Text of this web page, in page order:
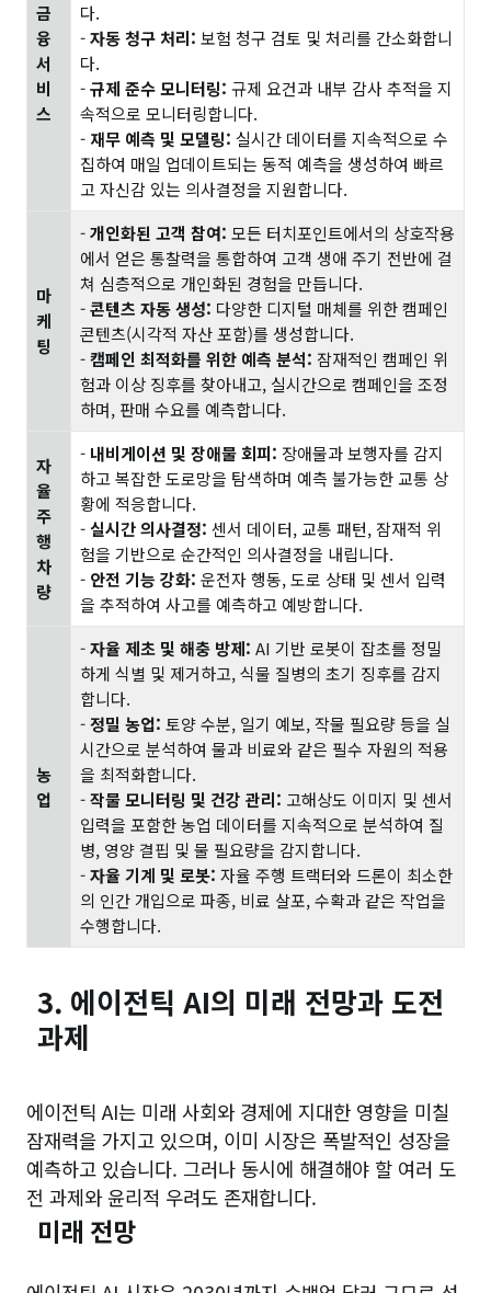
금
융
서
비
스
다.
-자동 청구 처리: 보험 청구 검토 및 처리를 간소화합니
다.
-규제 준수 모니터링: 규제 요건과 내부 감사 추적을 지
속적으로 모니터링합니다.
- 재무 예측 및 모델링: 실시간 데이터를 지속적으로 수
집하여 매일 업데이트되는 동적 예측을 생성하여 빠르
고 자신감 있는 의사결정을 지원합니다.
마
케
팅
-개인화된 고객 참여: 모든 터치포인트에서의 상호작용
에서 얻은 통찰력을 통합하여 고객 생애 주기 전반에 걸
쳐 심층적으로 개인화된 경험을 만듭니다.
-콘텐츠 자동 생성: 다양한 디지털 매체를 위한 캠페인
콘텐츠(시각적 자산 포함)를 생성합니다.
-캠페인 최적화를 위한 예측 분석: 잠재적인 캠페인 위
험과 이상 징후를 찾아내고, 실시간으로 캠페인을 조정
하며, 판매 수요를 예측합니다.
자
율
주
행
차
량
- 내비게이션 및 장애물 회피: 장애물과 보행자를 감지
하고 복잡한 도로망을 탐색하며 예측 불가능한 교통 상
황에 적응합니다.
- 실시간 의사결정: 센서 데이터, 교통 패턴, 잠재적 위
험을 기반으로 순간적인 의사결정을 내립니다.
- 안전 기능 강화: 운전자 행동, 도로 상태 및 센서 입력
을 추적하여 사고를 예측하고 예방합니다.
농
업
-자율 제초 및 해충 방제: AI 기반 로봇이 잡초를 정밀
하게 식별 및 제거하고, 식물 질병의 초기 징후를 감지
합니다.
-정밀 농업: 토양 수분, 일기 예보, 작물 필요량 등을 실
시간으로 분석하여 물과 비료와 같은 필수 자원의 적용
을 최적화합니다.
-작물 모니터링 및 건강 관리: 고해상도 이미지 및 센서
입력을 포함한 농업 데이터를 지속적으로 분석하여 질
병, 영양 결핍 및 물 필요량을 감지합니다.
-자율 기계 및 로봇: 자율 주행 트랙터와 드론이 최소한
의 인간 개입으로 파종, 비료 살포, 수확과 같은 작업을
수행합니다.
3. 에이전틱 AI의 미래 전망과 도전
과제
에이전틱 AI는 미래 사회와 경제에 지대한 영향을 미칠
잠재력을 가지고 있으며, 이미 시장은 폭발적인 성장을
예측하고 있습니다. 그러나 동시에 해결해야 할 여러 도
전 과제와 윤리적 우려도 존재합니다.
미래 전망